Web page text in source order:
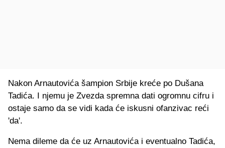
Nakon Arnautovića šampion Srbije kreće po Dušana
Tadića. I njemu je Zvezda spremna dati ogromnu cifru i
ostaje samo da se vidi kada će iskusni ofanzivac reći
'da'.
Nema dileme da će uz Arnautovića i eventualno Tadića,